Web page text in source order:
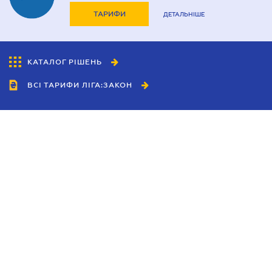
ТАРИФИ ДЕТАЛЬНІШЕ
КАТАЛОГ РІШЕНЬ
ВСІ ТАРИФИ ЛІГА:ЗАКОН